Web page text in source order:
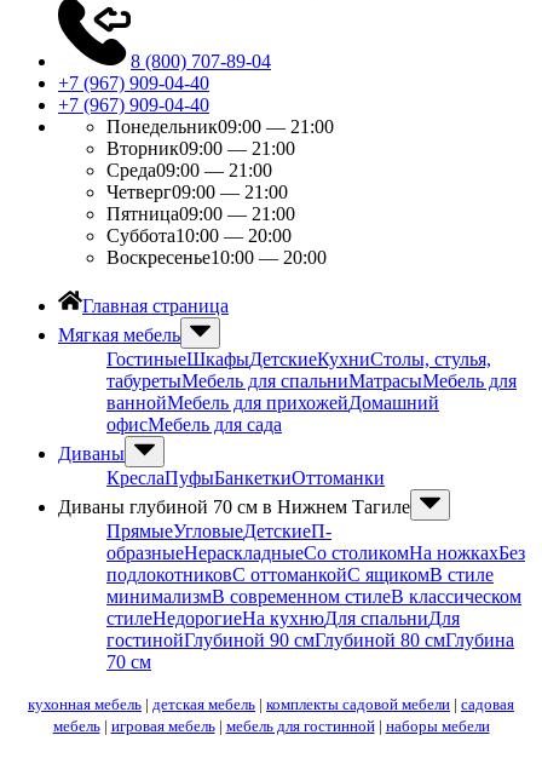
8 (800) 707-89-04
+7 (967) 909-04-40
+7 (967) 909-04-40
Понедельник09:00 — 21:00
Вторник09:00 — 21:00
Среда09:00 — 21:00
Четверг09:00 — 21:00
Пятница09:00 — 21:00
Суббота10:00 — 20:00
Воскресенье10:00 — 20:00
Главная страница
Мягкая мебель
ГостиныеШкафыДетскиеКухниСтолы, стулья,
табуретыМебель для спальниМатрасыМебель для
ваннойМебель для прихожейДомашний
офисМебель для сада
Диваны
КреслаПуфыБанкеткиОттоманки
Диваны глубиной 70 см в Нижнем Тагиле
ПрямыеУгловыеДетскиеП-
образныеНераскладныеСо столикомНа ножкахБез
подлокотниковС оттоманкойС ящикомВ стиле
минимализмВ современном стилеВ классическом
стилеНедорогиеНа кухнюДля спальниДля
гостинойГлубиной 90 смГлубиной 80 смГлубина
70 см
кухонная мебель | детская мебель | комплекты садовой мебели | садовая
мебель| игровая мебель| мебель для гостинной| наборы мебели